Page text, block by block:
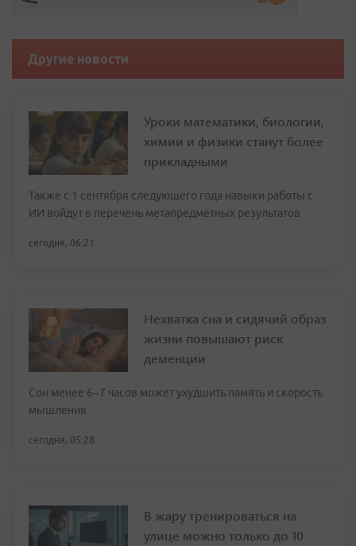
Другие новости
Уроки математики, биологии,
химии и физики станут более
прикладными
Также с 1 сентября следующего года навыки работы с
ИИ войдут в перечень метапредметных результатов
сегодня, 06:21
Нехватка сна и сидячий образ
жизни повышают риск
деменции
Сон менее 6–7 часов может ухудшить память и скорость
мышления
сегодня, 05:28
В жару тренироваться на
улице можно только до 10